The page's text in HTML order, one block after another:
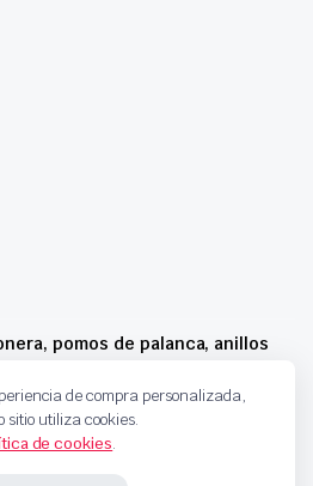
pomos de palanca, anillos
Todos los derechos reservados
de compra personalizada,
sitio utiliza cookies.
de cookies.